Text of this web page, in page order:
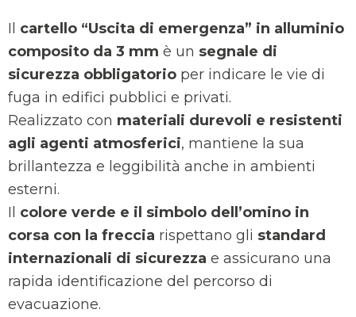
Il cartello “Uscita di emergenza” in alluminio
composito da 3 mm è un segnale di
sicurezza obbligatorio per indicare le vie di
fuga in edifici pubblici e privati.
Realizzato con materiali durevoli e resistenti
agli agenti atmosferici, mantiene la sua
brillantezza e leggibilità anche in ambienti
esterni.
Il colore verde e il simbolo dell’omino in
corsa con la freccia rispettano gli standard
internazionali di sicurezza e assicurano una
rapida identificazione del percorso di
evacuazione.